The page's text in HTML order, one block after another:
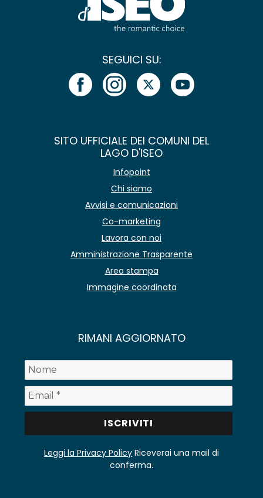
SEGUICI SU:
SITO UFFICIALE DEI COMUNI DEL
LAGO D'ISEO
Infopoint
Chi siamo
Avvisi e comunicazioni
Co-marketing
Lavora con noi
Amministrazione Trasparente
Area stampa
Immagine coordinata
RIMANI AGGIORNATO
Leggi la Privacy Policy Riceverai una mail di
conferma.